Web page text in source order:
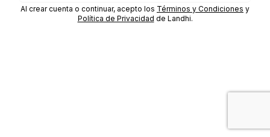
Al crear cuenta o continuar, acepto los Términos y Condiciones y
Política de Privacidad de Landhi.